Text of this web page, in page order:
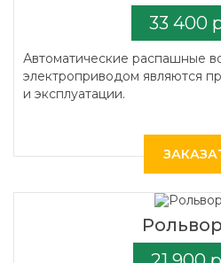
33 400
Автоматические распашные
электроприводом являются
и эксплуатации.